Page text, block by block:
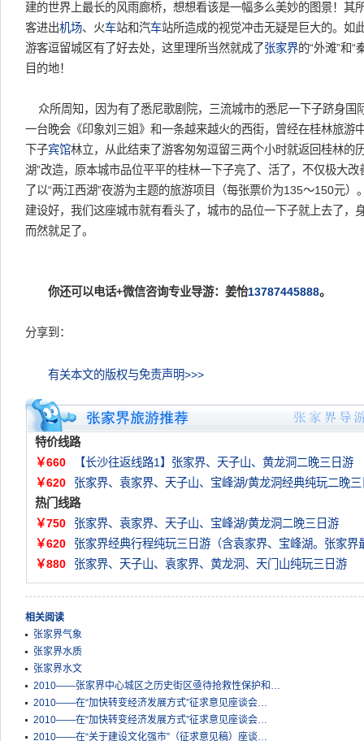
建的世界上最长的风雨廊桥，想想看该是一幅多么美妙的图景！其
客进出机场、火车站和汽车站所造成的视觉冲击无疑是巨大的。如
游客逗留城区有了好去处，这里理所当然就成了张家界的“外滩”和
目的地！
众所周知，因为有了悉尼歌剧院，三流城市的悉尼一下子跻身国
一台晚会《印象刘三姐》和一条越来越火的西街，曾经在桂林旅游
下子宾馆林立，从此结束了游客匆匆逗留三两个小时就返回桂林的
湖”改造，原本城市品位平平的桂林一下子亮了、活了，不仅极大
了以“两江西湖”夜游为主题的旅游项目（每张票价为135～150元）
建设好，我们这座城市就有看头了，城市的品位一下子就上去了，
而然就足了。
你还可以电话+微信咨询专业导游：姜怡13787445888。
分享到：
有关本文的版权与免责声明>>>
特价线路
￥660
【长沙往返线路1】张家界、天子山、黄龙洞二晚三日游
￥620
张家界、袁家界、天子山、宝峰湖/黄龙洞经典纯玩二晚三
热门线路
￥750
张家界、袁家界、天子山、宝峰湖/黄龙洞二晚三日游
￥620
张家界经典行程纯玩三日游（含袁家界、宝峰湖。张家界
￥880
张家界、天子山、袁家界、黄龙洞、天门山纯玩三日游
相关阅读
张家界气象
张家界水质
张家界水文
2010——张家界中心城区之历史街区亟待抢救性保护和…
2010——在“加快转变经济发展方式”征求意见座谈会…
2010——在“加快转变经济发展方式”征求意见座谈会…
2010——在“关于建设文化强市”（征求意见稿）座谈…